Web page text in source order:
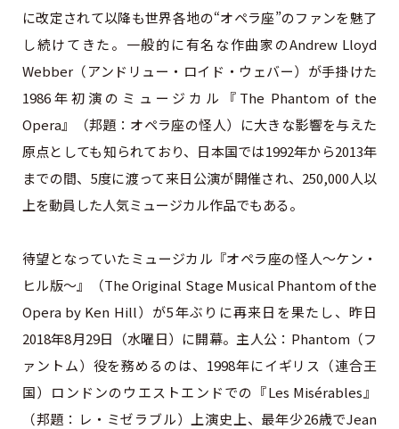
に改定されて以降も世界各地の“オペラ座”のファンを魅了
し続けてきた。一般的に有名な作曲家のAndrew Lloyd
Webber（アンドリュー・ロイド・ウェバー）が手掛けた
1986年初演のミュージカル『The Phantom of the
Opera』（邦題：オペラ座の怪人）に大きな影響を与えた
原点としても知られており、日本国では1992年から2013年
までの間、5度に渡って来日公演が開催され、250,000人以
上を動員した人気ミュージカル作品でもある。
待望となっていたミュージカル『オペラ座の怪人～ケン・
ヒル版～』（The Original Stage Musical Phantom of the
Opera by Ken Hill）が5年ぶりに再来日を果たし、昨日
2018年8月29日（水曜日）に開幕。主人公：Phantom（フ
ァントム）役を務めるのは、1998年にイギリス（連合王
国）ロンドンのウエストエンドでの『Les Misérables』
（邦題：レ・ミゼラブル）上演史上、最年少26歳でJean